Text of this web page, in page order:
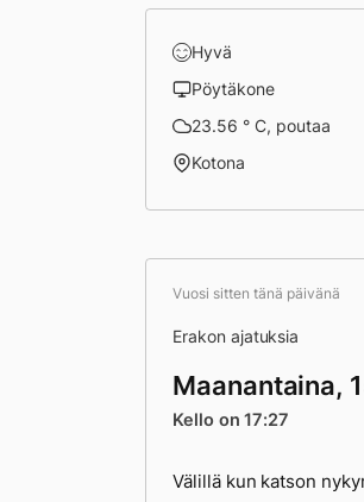
Hyvä
Pöytäkone
23.56 ° C, poutaa
Kotona
Vuosi sitten tänä päivänä
Erakon ajatuksia
Maanantaina,
Kello on 17:27
Välillä kun katson